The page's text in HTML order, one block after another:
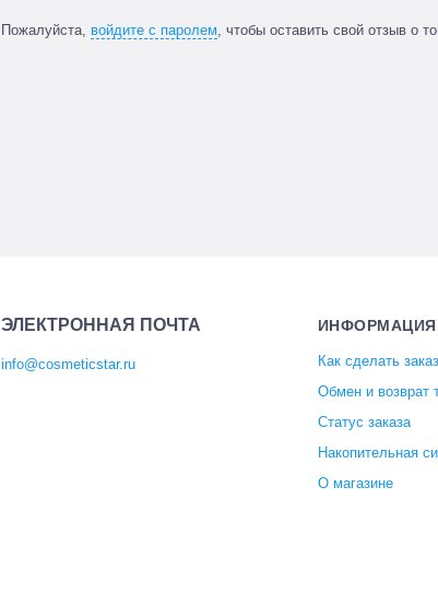
Пожалуйста, войдите с паролем , чтобы оставить свой отзыв о
ЭЛЕКТРОННАЯ ПОЧТА
info@cosmeticstar.ru
ИНФОРМАЦИЯ
Как сделать заказ
Обмен и возврат
Статус заказа
Накопительная
О магазине